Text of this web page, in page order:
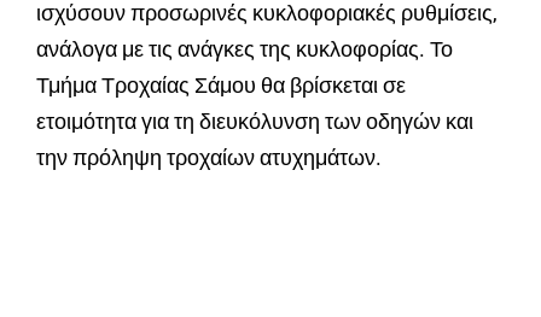
ισχύσουν προσωρινές κυκλοφοριακές ρυθμίσεις,
ανάλογα με τις ανάγκες της κυκλοφορίας. Το
Τμήμα Τροχαίας Σάμου θα βρίσκεται σε
ετοιμότητα για τη διευκόλυνση των οδηγών και
την πρόληψη τροχαίων ατυχημάτων.